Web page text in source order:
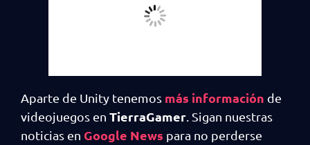
Aparte de Unity tenemos más información de
videojuegos en TierraGamer . Sigan nuestras
noticias en Google News para no perderse